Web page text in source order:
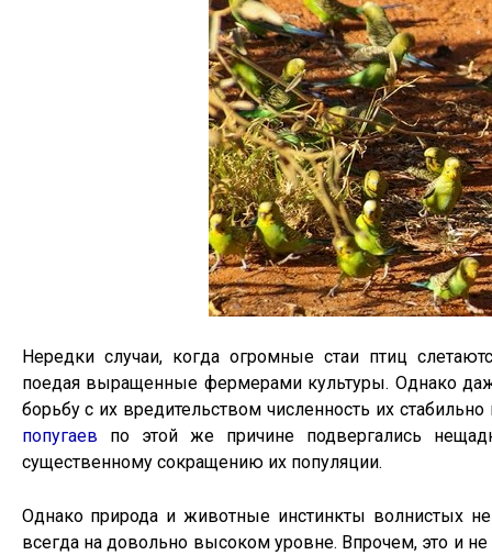
Нередки случаи, когда огромные стаи птиц
поедая выращенные фермерами культуры. Однако
борьбу с их вредительством численность их
попугаев по этой же причине подвергались
существенному сокращению их популяции.
Однако природа и животные инстинкты волнистых
всегда на довольно высоком уровне. Впрочем, это и